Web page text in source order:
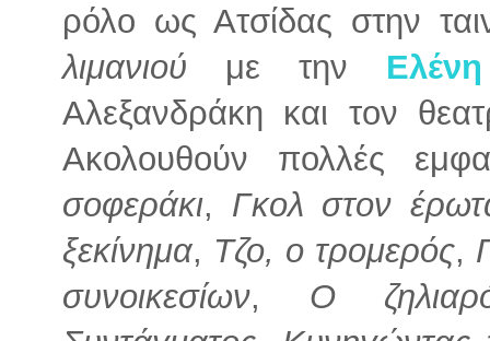
ρόλο ως Ατσίδας στην
λιμανιού με την
Αλεξανδράκη και τον
Ακολουθούν πολλές
σοφεράκι, Γκολ στον
ξεκίνημα, Τζο, ο τρομερός,
συνοικεσίων, Ο